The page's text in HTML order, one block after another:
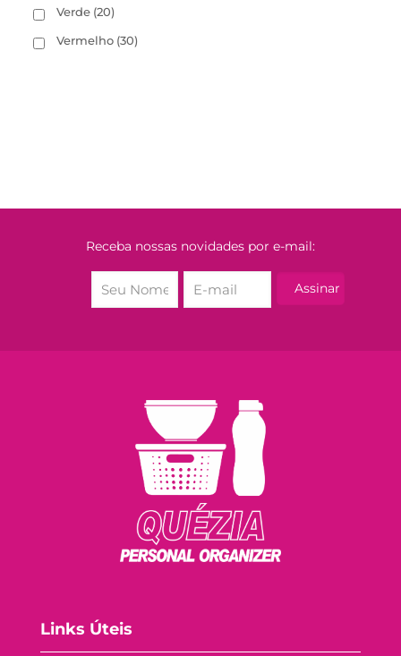
Verde (20)
Vermelho (30)
Receba nossas novidades por e-mail:
Links Úteis